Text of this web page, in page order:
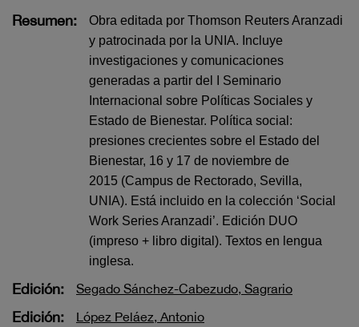
Resumen:
Obra editada por Thomson Reuters Aranzadi
y patrocinada por la UNIA. Incluye
investigaciones y comunicaciones
generadas a partir del I Seminario
Internacional sobre Políticas Sociales y
Estado de Bienestar. Política social:
presiones crecientes sobre el Estado del
Bienestar, 16 y 17 de noviembre de
2015 (Campus de Rectorado, Sevilla,
UNIA). Está incluido en la colección ‘Social
Work Series Aranzadi’. Edición DUO
(impreso + libro digital). Textos en lengua
inglesa.
Edición: Segado Sánchez-Cabezudo, Sagrario
Edición: López Peláez, Antonio